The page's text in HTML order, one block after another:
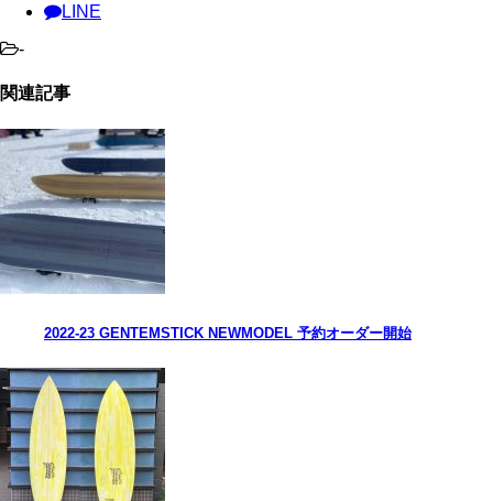
LINE
-
関連記事
2022-23 GENTEMSTICK NEWMODEL 予約オーダー開始